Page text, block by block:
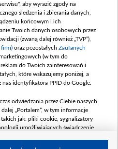
mln, październik 350
000,00 PLN
GRUDZIEŃ 2025
mln)
000 000,00 PLN
LUTY 2026 (wpłata
maja 180 mln, 8
000 000,00 PLN
aby wyrazić zgody na
śledzenia i zbierania danych,
końcowym i ich
Twoich danych osobowych przez
(zwaną dalej również „TVP”),
firm) oraz pozostałych Zaufanych
marketingowych (w tym do
do Twoich zainteresowań i
które wskazujemy poniżej, a
nas identyfikatora PPID do Google.
odwiedzania przez Ciebie naszych
„Portalem”, w tym informacje
jak: pliki cookie, sygnalizatory
umożliwiających świadczenie